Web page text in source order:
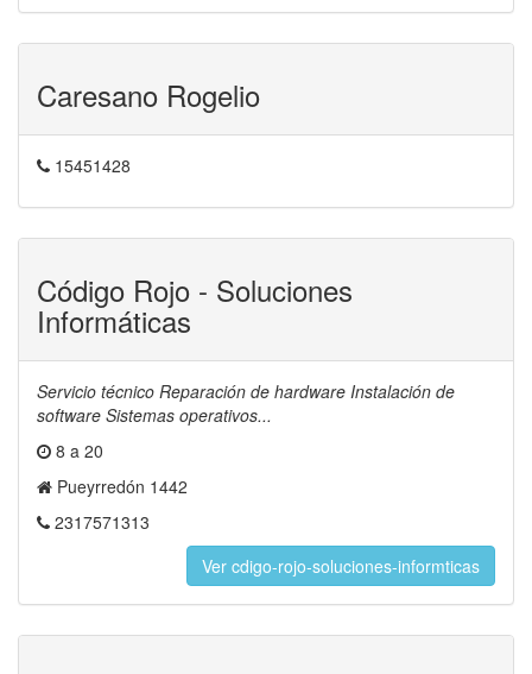
Caresano Rogelio
15451428
Código Rojo - Soluciones
Informáticas
Servicio técnico Reparación de hardware Instalación de
software Sistemas operativos...
8 a 20
Pueyrredón 1442
2317571313
Ver cdigo-rojo-soluciones-informticas